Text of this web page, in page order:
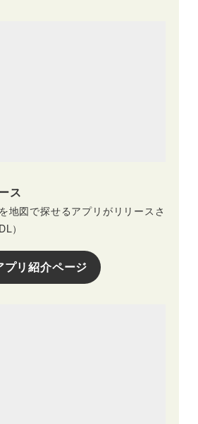
ス
地図で探せるアプリがリリースさ
）
プリ紹介ページ